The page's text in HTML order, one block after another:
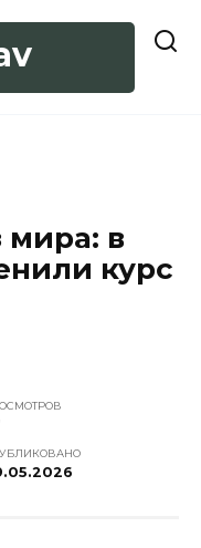
мира: в
курс